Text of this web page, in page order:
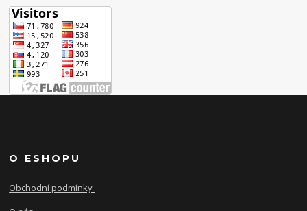
O ESHOPU
Obchodní podmínky